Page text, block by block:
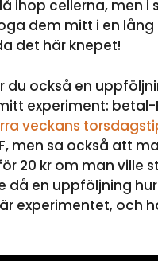
ihop cellerna, men i
dem mitt i en lång
det här knepet!
du också en
experiment: betal-
veckans
men sa också att
20 kr om man ville
då en uppföljning
experimentet, och